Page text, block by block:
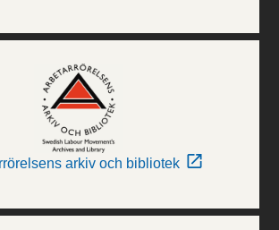
arkiv och bibliotek